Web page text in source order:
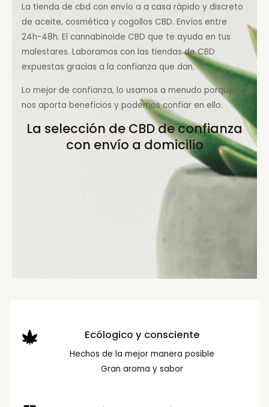
La tienda de cbd con envío a a casa rápido y discreto
de aceite, cosmética y cogollos CBD. Envíos entre
24h-48h. El cannabinoide CBD que te ayuda en tus
malestares. Laboramos con las tiendas de CBD
expuestas gracias a la confianza que dan.
Lo mejor de confianza, lo usamos a menudo porque
nos aporta beneficios y podemos confiar en ello.
La selección de CBD de confianza
con envío a domicilio
Ecólogico y consciente
Hechos de la mejor manera posible
Gran aroma y sabor